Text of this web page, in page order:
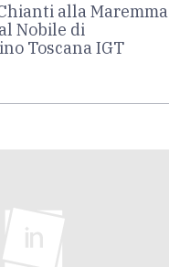
alla Maremma
Nobile di
Toscana IGT